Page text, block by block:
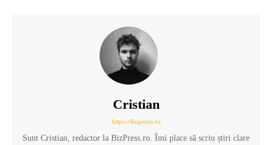
Cristian
https://bizpress.ro
Sunt Cristian, redactor la BizPress.ro. Îmi place să scriu știri clare